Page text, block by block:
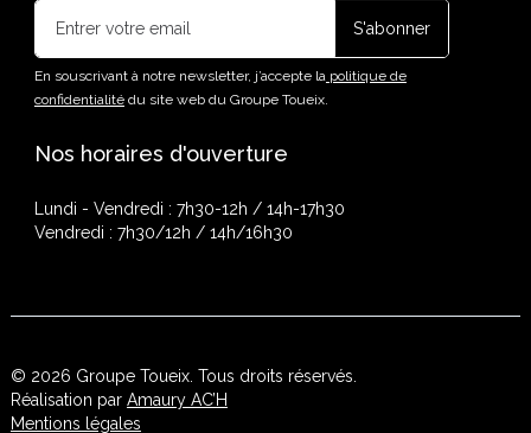
En souscrivant à notre newsletter, j’accepte la politique de
confidentialitédu site web du Groupe Toueix.
Nos horaires d'ouverture
Lundi - Vendredi : 7h30-12h / 14h-17h30
Vendredi : 7h30/12h / 14h/16h30
© 2026 Groupe Toueix. Tous droits réservés.
Réalisation par Amaury AC’H
Mentions légales